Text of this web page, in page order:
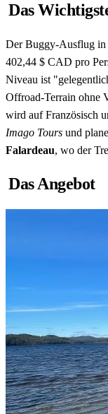
Das
Der Buggy-Ausflug in
402,44 $ CAD pro
Niveau ist
Offroad-Terrain ohne
wird auf Französisch
Imago Tours und
Falardeau, wo der
Das Angebot